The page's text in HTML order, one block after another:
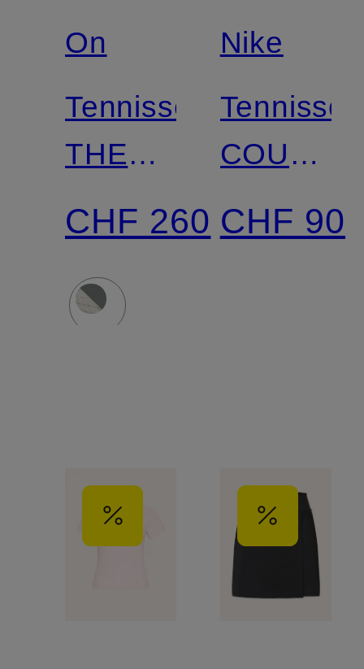
On
Tennisschuhe
THE
ROGER
PRO 3
CLAY
CHF 260
Nike
COURT
LITE 4
CHF 90